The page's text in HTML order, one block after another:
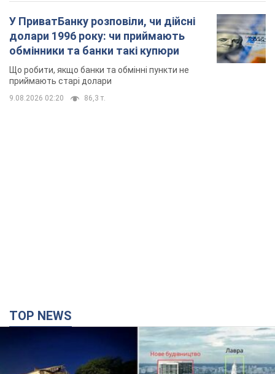
У ПриватБанку розповіли, чи дійсні
долари 1996 року: чи приймають
обмінники та банки такі купюри
Що робити, якщо банки та обмінні пункти не
приймають старі долари
9.08.2026 02:20 86,3 т.
TOP NEWS